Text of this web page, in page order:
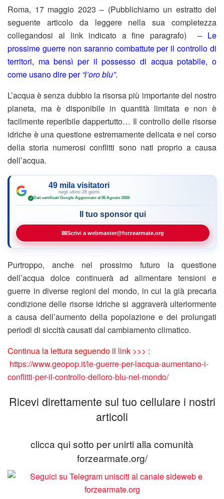
Roma, 17 maggio 2023 – (Pubblichiamo un estratto del
seguente articolo da leggere nella sua completezza
collegandosi al link indicato a fine paragrafo) – Le
prossime guerre non saranno combattute per il controllo di
territori, ma bensì per il possesso di acqua potabile, o
come usano dire per“l’oro blu”.
L’acqua è senza dubbio la risorsa più importante del nostro
pianeta, ma è disponibile in quantità limitata e non è
facilmente reperibile dappertutto… Il controllo delle risorse
idriche è una questione estremamente delicata e nel corso
della storia numerosi conflitti sono nati proprio a causa
dell’acqua.
49 mila visitatori
negli ultimi 28 giorni
✓ Dati certificati Google·Aggiornato al 06 Agosto 2026
Il tuo sponsor qui
✉Scrivi a webmaster@forzearmate.org
Purtroppo, anche nel prossimo futuro la questione
dell’acqua dolce continuerà ad alimentare tensioni e
guerre in diverse regioni del mondo, in cui la già precaria
condizione delle risorse idriche si aggraverà ulteriormente
a causa dell’aumento della popolazione e dei prolungati
periodi di siccità causati dal cambiamento climatico.
Continua la lettura seguendo il link >>> :
https://www.geopop.it/le-guerre-per-lacqua-aumentano-i-
conflitti-per-il-controllo-delloro-blu-nel-mondo/
Ricevi direttamente sul tuo cellulare i nostri
articoli
clicca qui sotto per unirti alla comunità
forzearmate.org/